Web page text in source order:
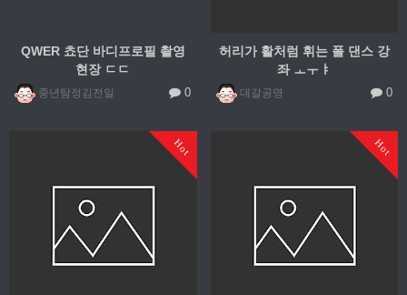
QWER 쵸단 바디프로필 촬영
현장 ㄷㄷ
중년탐정김전일 0
허리가 활처럼 휘는 폴 댄스 강
좌 ㅗㅜㅑ
대갈공명 0
Hot Hot